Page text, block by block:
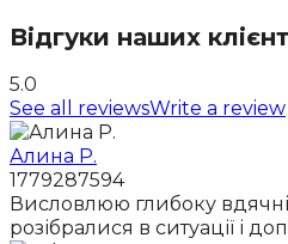
Відгуки наших
5.0
See all reviewsWrite a review
Алина Р.
1779287594
Висловлюю глибоку
розібралися в ситуації і